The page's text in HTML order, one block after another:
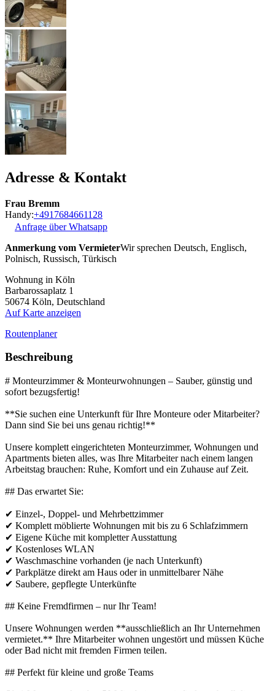
Adresse & Kontakt
Frau Bremm
Handy:+4917684661128
Anfrage über Whatsapp
Anmerkung vom VermieterWir sprechen Deutsch, Englisch,
Polnisch, Russisch, Türkisch
Wohnung in Köln
Barbarossaplatz 1
50674 Köln, Deutschland
Auf Karte anzeigen
Routenplaner
Beschreibung
# Monteurzimmer & Monteurwohnungen – Sauber, günstig und
sofort bezugsfertig!
**Sie suchen eine Unterkunft für Ihre Monteure oder Mitarbeiter?
Dann sind Sie bei uns genau richtig!**
Unsere komplett eingerichteten Monteurzimmer, Wohnungen und
Apartments bieten alles, was Ihre Mitarbeiter nach einem langen
Arbeitstag brauchen: Ruhe, Komfort und ein Zuhause auf Zeit.
## Das erwartet Sie:
✔ Einzel-, Doppel- und Mehrbettzimmer
✔ Komplett möblierte Wohnungen mit bis zu 6 Schlafzimmern
✔ Eigene Küche mit kompletter Ausstattung
✔ Kostenloses WLAN
✔ Waschmaschine vorhanden (je nach Unterkunft)
✔ Parkplätze direkt am Haus oder in unmittelbarer Nähe
✔ Saubere, gepflegte Unterkünfte
## Keine Fremdfirmen – nur Ihr Team!
Unsere Wohnungen werden **ausschließlich an Ihr Unternehmen
vermietet.** Ihre Mitarbeiter wohnen ungestört und müssen Küche
oder Bad nicht mit fremden Firmen teilen.
## Perfekt für kleine und große Teams